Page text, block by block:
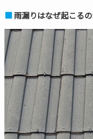
雨漏りはなぜ起こる